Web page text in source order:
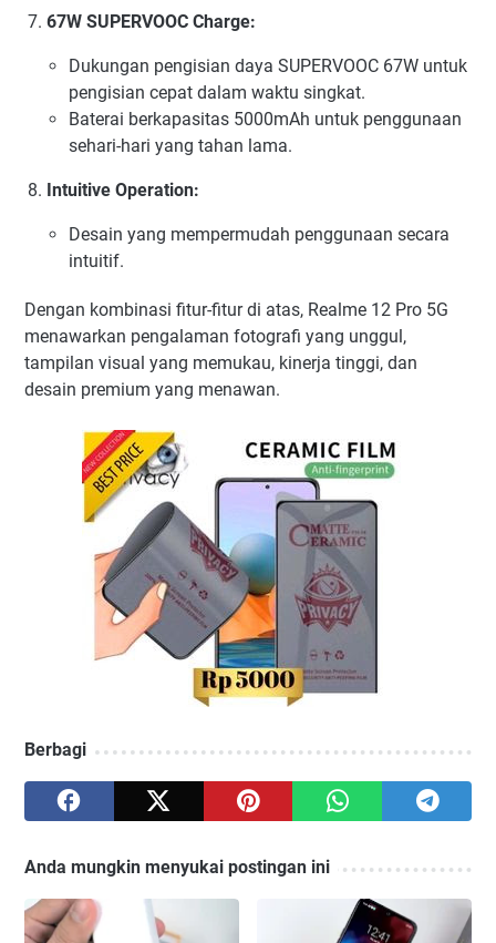
67W SUPERVOOC Charge:
Dukungan pengisian daya SUPERVOOC 67W untuk
pengisian cepat dalam waktu singkat.
Baterai berkapasitas 5000mAh untuk penggunaan
sehari-hari yang tahan lama.
Intuitive Operation:
Desain yang mempermudah penggunaan secara
intuitif.
Dengan kombinasi fitur-fitur di atas, Realme 12 Pro 5G
menawarkan pengalaman fotografi yang unggul,
tampilan visual yang memukau, kinerja tinggi, dan
desain premium yang menawan.
Berbagi
Anda mungkin menyukai postingan ini